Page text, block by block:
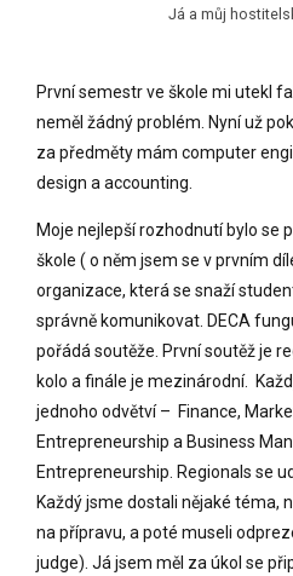
Já a můj
První semestr ve škole mi utekl
neměl žádný problém. Nyní už
za předměty mám computer
design a accounting.
Moje nejlepší rozhodnutí bylo se
škole ( o něm jsem se v prvním
organizace, která se snaží
správně komunikovat. DECA
pořádá soutěže. První soutěž je
kolo a finále je mezinárodní.
jednoho odvětví – Finance,
Entrepreneurship a Business
Entrepreneurship. Regionals se
Každý jsme dostali nějaké téma,
na přípravu, a poté museli
judge). Já jsem měl za úkol se